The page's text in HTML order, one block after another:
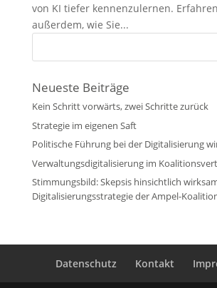
von KI tiefer kennenzulernen.
außerdem, wie Sie...
Neueste Beiträge
Kein Schritt vorwärts, zwei Schritte zurück
Strategie im eigenen Saft
Politische Führung bei der Digitalisierung
Verwaltungsdigitalisierung im
Stimmungsbild: Skepsis hinsichtlich
Digitalisierungsstrategie der Ampel-
Datenschutz Kontakt